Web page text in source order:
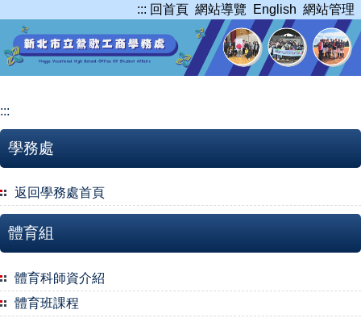
到
主
要
容
區
::: 回首頁 網站導覽 English 網站管理
:::
學務處
返回學務處首頁
體育組
體育科師資介紹
體育班課程